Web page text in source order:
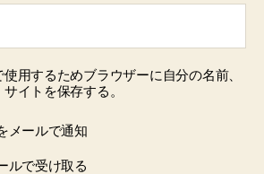
用するためブラウザーに自分の名前、
イトを保存する。
メールで通知
ルで受け取る